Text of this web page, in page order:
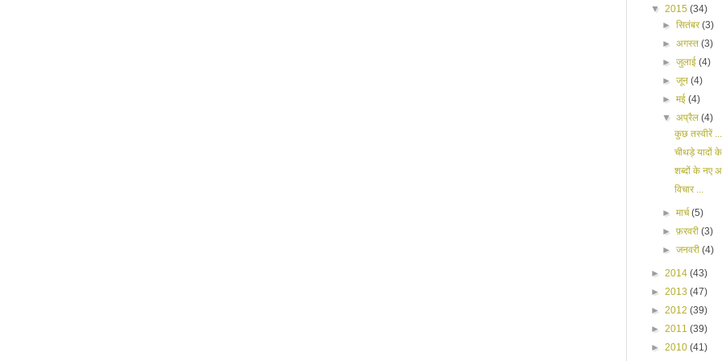
▼ 2015 (34)
►सितंबर(3)
►अगस्त(3)
►जुलाई(4)
►जून(4)
►मई(4)
▼अप्रैल(4)
कुछ तस्वीरें ...
चीथड़े यादों
शब्दों के नए
विचार ...
►मार्च(5)
►फ़रवरी(3)
►जनवरी(4)
► 2014 (43)
► 2013 (47)
► 2012 (39)
► 2011 (39)
► 2010 (41)